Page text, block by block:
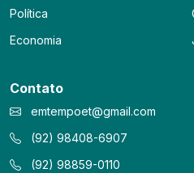
Política
Economia
Contato
emtempoet@gmail.com
(92) 98408-6907
(92) 98859-0110